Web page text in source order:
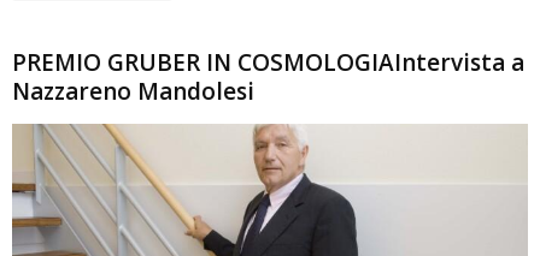
PREMIO GRUBER IN COSMOLOGIAIntervista a
Nazzareno Mandolesi